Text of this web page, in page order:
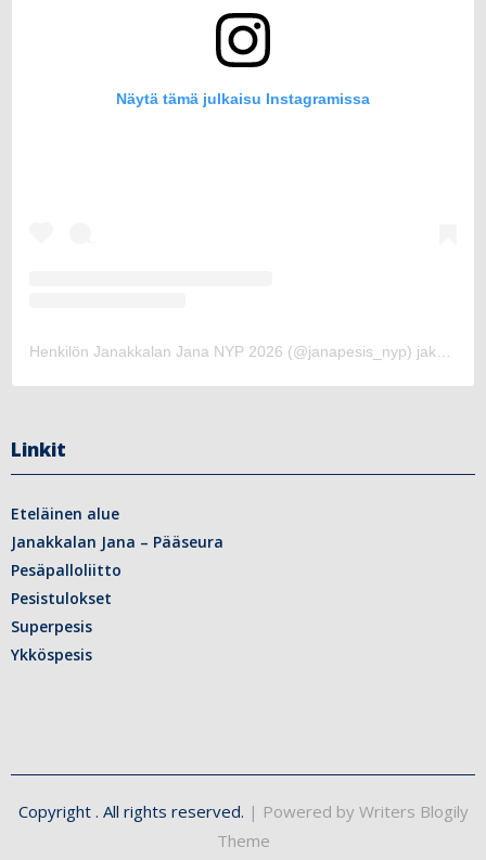
Näytä tämä julkaisu Instagramissa
Linkit
Eteläinen alue
Janakkalan Jana – Pääseura
Pesäpalloliitto
Pesistulokset
Superpesis
Ykköspesis
Copyright . All rights reserved. | Powered by Writers Blogily
Theme